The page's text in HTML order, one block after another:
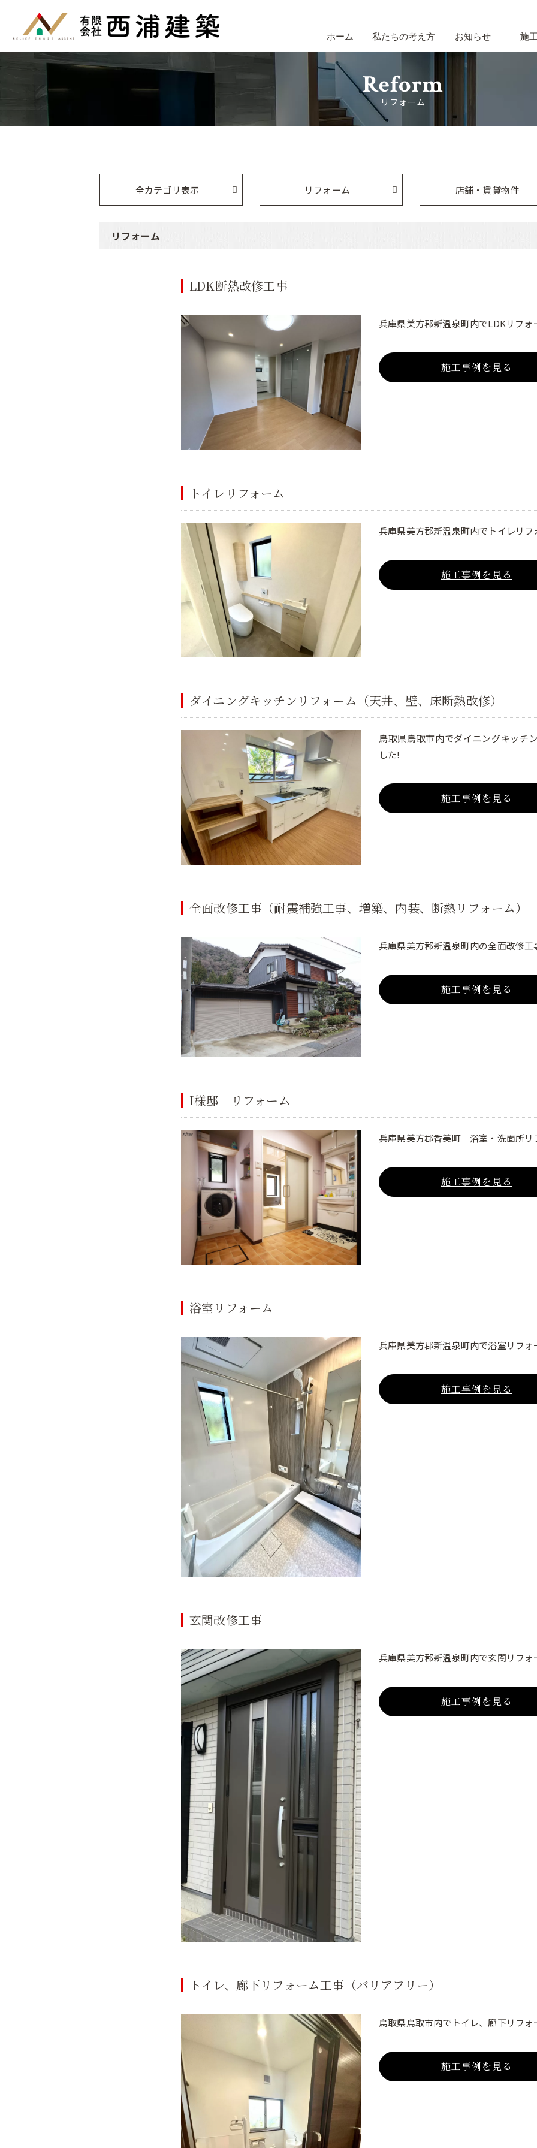
ホーム 私たちの考え方 お知らせ 施
Reform
リフォーム
全カテゴリ表示 リフォーム 店舗・賃貸物件
リフォーム
LDK断熱改修工事
兵庫県美方郡新温泉町内でLDKリフ
施工事例を見る
トイレリフォーム
兵庫県美方郡新温泉町内でトイレリ
施工事例を見る
ダイニングキッチンリフォーム（天井、壁、床断熱改修）
鳥取県鳥取市内でダイニングキッチ
した!
施工事例を見る
全面改修工事（耐震補強工事、増築、内装、断熱リフォーム）
兵庫県美方郡新温泉町内の全面改修
施工事例を見る
I様邸 リフォーム
兵庫県美方郡香美町 浴室・洗面所リ
施工事例を見る
浴室リフォーム
兵庫県美方郡新温泉町内で浴室リフォ
施工事例を見る
玄関改修工事
兵庫県美方郡新温泉町内で玄関リフォ
施工事例を見る
トイレ、廊下リフォーム工事（バリアフリー）
鳥取県鳥取市内でトイレ、廊下リフ
施工事例を見る